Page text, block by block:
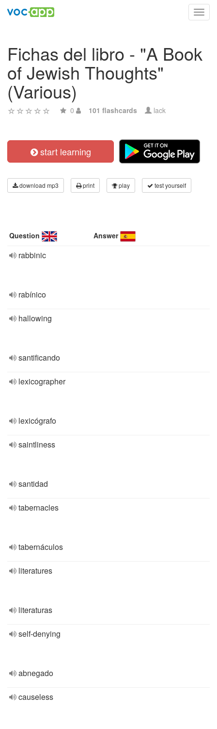
Fichas del libro - "A Book
of Jewish Thoughts"
(Various)
0 101 flashcards lack
start learning
download mp3 print play test yourself
Question Answer
rabbinic
rabínico
hallowing
santificando
lexicographer
lexicógrafo
saintliness
santidad
tabernacles
tabernáculos
literatures
literaturas
self-denying
abnegado
causeless